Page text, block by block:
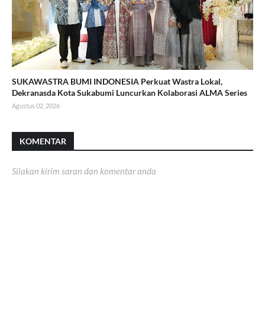
SUKAWASTRA BUMI INDONESIA Perkuat Wastra Lokal,
Dekranasda Kota Sukabumi Luncurkan Kolaborasi ALMA Series
Agustus 02, 2026
KOMENTAR
Silakan kirim saran dan komentar anda